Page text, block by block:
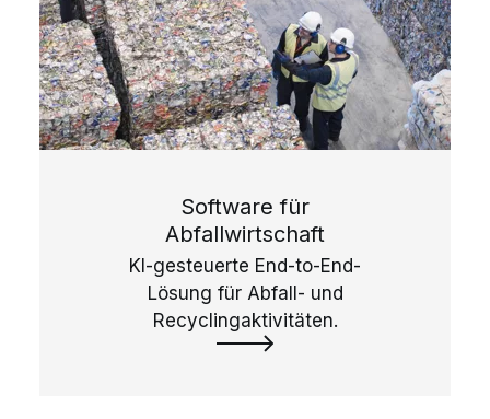
Software für
Abfallwirtschaft
KI-gesteuerte End-to-End-
Lösung für Abfall- und
Recyclingaktivitäten.